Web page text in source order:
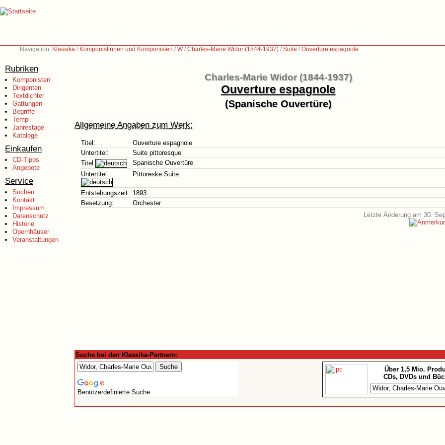
Navigation: Klassika / Komponistinnen und Komponisten /W/Charles-Marie Widor (1844-1937) /Suite /Ouverture espagnole
Rubriken
Komponisten
Dirigenten
Textdichter
Gattungen
Begriffe
Tempi
Jahrestage
Kataloge
Einkaufen
CD-Tipps
Angebote
Service
Suchen
Kontakt
Impressum
Datenschutz
Historie
Opernhäuser
Veranstaltungen
Charles-Marie Widor (1844-1937)
Ouverture espagnole
(Spanische Ouvertüre)
Allgemeine Angaben zum Werk:
Titel:
Ouverture espagnole
Untertitel:
Suite pittoresque
Titel
: Spanische Ouvertüre
Untertitel
:
Pittoreske Suite
Entstehungszeit: 1893
Besetzung:
Orchester
Letzte Änderung am 30.
Suche bei den Klassika-Partnern:
Benutzerdefinierte Suche
Über 1,5 Mio.
CDs, DVDs und